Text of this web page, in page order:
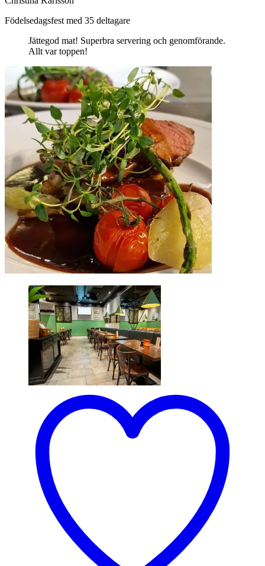
Födelsedagsfest med 35 deltagare
Jättegod mat! Superbra servering och genomförande.
Allt var toppen!